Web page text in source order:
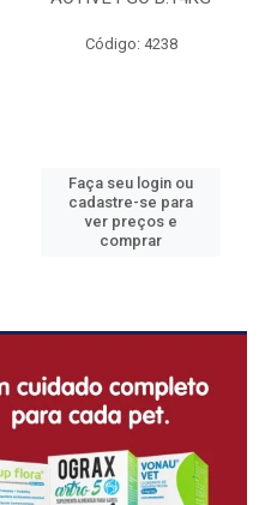
Código: 4238
Faça seu login ou
cadastre-se para
ver preços e
comprar